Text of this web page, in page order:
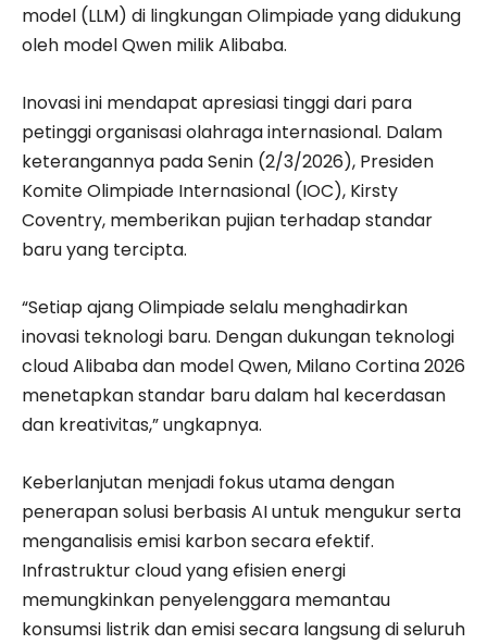
model (LLM) di lingkungan Olimpiade yang didukung
oleh model Qwen milik Alibaba.
​Inovasi ini mendapat apresiasi tinggi dari para
petinggi organisasi olahraga internasional. Dalam
keterangannya pada Senin (2/3/2026), Presiden
Komite Olimpiade Internasional (IOC), Kirsty
Coventry, memberikan pujian terhadap standar
baru yang tercipta.
“Setiap ajang Olimpiade selalu menghadirkan
inovasi teknologi baru. Dengan dukungan teknologi
cloud Alibaba dan model Qwen, Milano Cortina 2026
menetapkan standar baru dalam hal kecerdasan
dan kreativitas,” ungkapnya.
​Keberlanjutan menjadi fokus utama dengan
penerapan solusi berbasis AI untuk mengukur serta
menganalisis emisi karbon secara efektif.
Infrastruktur cloud yang efisien energi
memungkinkan penyelenggara memantau
konsumsi listrik dan emisi secara langsung di seluruh